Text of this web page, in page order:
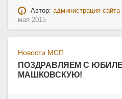
Автор:администрация сайта
мая 2015
Новости МСП
ПОЗДРАВЛЯЕМ С
МАШКОВСКУЮ!